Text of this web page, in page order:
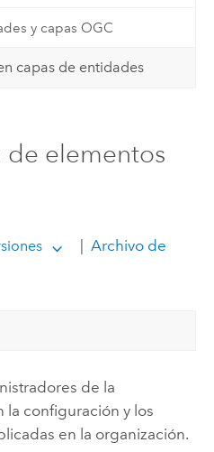
y capas OGC
capas de entidades
elementos
Archivo de
de la
la configuración y los
en la organización.